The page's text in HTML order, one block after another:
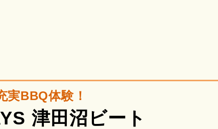
実BBQ体験！
津田沼ビート